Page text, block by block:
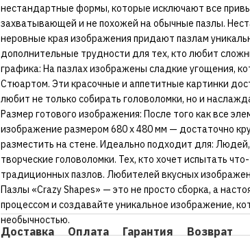
нестандартные формы, которые исключают все
захватывающей и не похожей на обычные пазлы.
неровные края изображения придают пазлам
дополнительные трудности для тех, кто любит
графика: На пазлах изображены сладкие угощения,
Стюартом. Эти красочные и аппетитные картинки
любит не только собирать головоломки, но и
Размер готового изображения: После того как все
изображение размером 680 x 480 мм — достаточно
разместить на стене. Идеально подходит для:
творческие головоломки. Тех, кто хочет испытать
традиционных пазлов. Любителей вкусных
Пазлы «Crazy Shapes» — это не просто сборка, а
процессом и создавайте уникальное изображение,
необычностью.
Доставка Оплата Гарантия Возврат